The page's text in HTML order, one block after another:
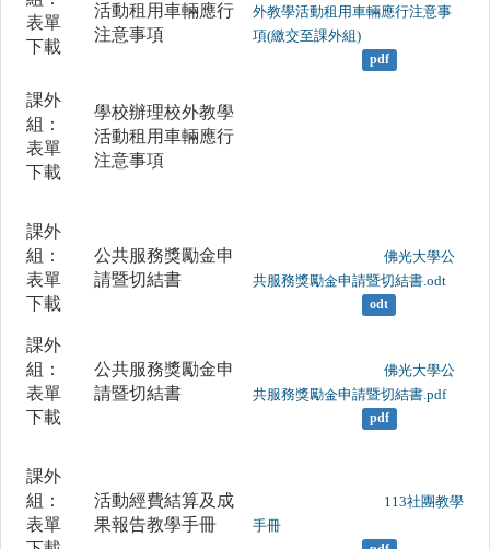
表單
下載
活動租用車輛應行
注意事項
外教學活動租用車輛應行注意事
項(繳交至課外組)
pdf
課外
組：
表單
下載
學校辦理校外教學
活動租用車輛應行
注意事項
課外
組：
表單
下載
公共服務獎勵金申
請暨切結書
共服務獎勵金申請暨切結書.odt
odt
課外
組：
表單
下載
公共服務獎勵金申
請暨切結書
共服務獎勵金申請暨切結書.pdf
pdf
課外
組：
表單
活動經費結算及成
果報告教學手冊
手冊